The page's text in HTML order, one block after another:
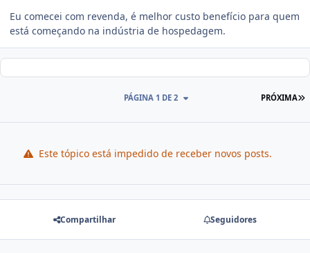
Eu comecei com revenda, é melhor custo benefício para quem
está começando na indústria de hospedagem.
PRÓXIMA
PÁGINA 1 DE 2
Este tópico está impedido de receber novos posts.
Compartilhar Seguidores